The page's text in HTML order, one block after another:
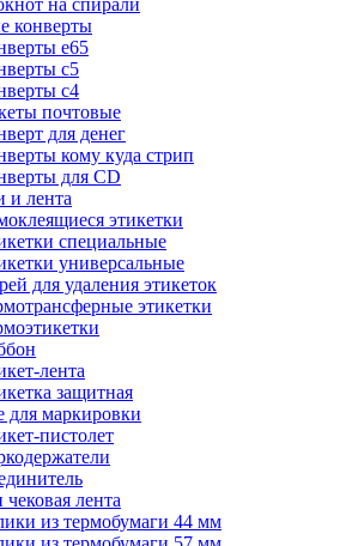
на спирали
конверты
е65
с5
с4
почтовые
для денег
кому куда стрип
для CD
и лента
этикетки
специальные
универсальные
для удаления этикеток
этикетки
лента
защитная
для маркировки
пистолет
лента
из термобумаги 44 мм